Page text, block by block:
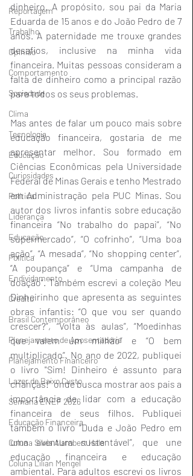
Reportagem
Trabalho
Opinião
Comportamento
Sociedade
Clima
Tecnologia
Educação
Curiosidades
Política
Liderança
Educação
Política
Endividamento
Crédito
Brasil Contemporâneo
Planejamento de Aposentadoria
Planejamento Financeiro
Lazer de Baixo Custo
Semana ENEF 2026
Educação Financeira
Coluna Silvia Alambert Hala
Coluna Lilian Mengel
dinheiro. A propósito, sou pai da Maria
Eduarda de 15 anos e do João Pedro de 7
anos. A paternidade me trouxe grandes
desafios, inclusive na minha vida
financeira. Muitas pessoas consideram a
falta de dinheiro como a principal razão
para todos os seus problemas.
Mas antes de falar um pouco mais sobre
educação financeira, gostaria de me
apresentar melhor. Sou formado em
Ciências Econômicas pela Universidade
Federal de Minas Gerais e tenho Mestrado
em Administração pela PUC Minas. Sou
autor dos livros infantis sobre educação
financeira “No trabalho do papai”, “No
supermercado”, “O cofrinho”, “Uma boa
ação”, “A mesada”, “No shopping center”,
“A poupança” e “Uma campanha de
doação”. Também escrevi a coleção Meu
Dinheirinho que apresenta as seguintes
obras infantis: “O que vou ser quando
crescer?”, “Volta às aulas”, “Moedinhas
que valem um milhão” e “O bem
multiplicado”. No ano de 2022, publiquei
o livro "Sim! Dinheiro é assunto para
crianças!" onde busca mostrar aos pais a
importância de lidar com a educação
financeira de seus filhos. Publiquei
também o livro “Duda e João Pedro em
uma aventura sustentável”, que une
educação financeira e educação
ambiental. Para adultos escrevi os livros